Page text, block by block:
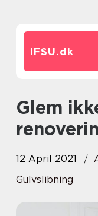
IFSU.dk
Glem ikke gulvet i dit
12 April 2021
Gulvslibning